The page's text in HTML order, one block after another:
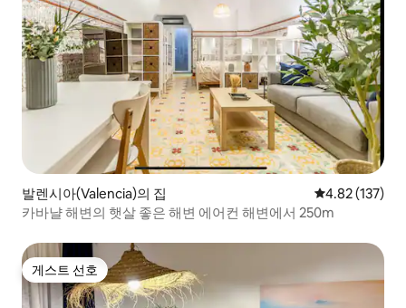
발렌시아(Valencia)의 집 평점 4.82점(5
4.82 (137)
카바냘 해변의 햇살 좋은 해변 에어컨 해변에서 250m
게스트 선호
게스트 선호